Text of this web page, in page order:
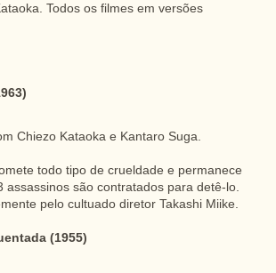
Todos os filmes em versões
Chiezo Kataoka e Kantaro Suga.
todo tipo de crueldade e permanece
assassinos são contratados para detê-lo.
pelo cultuado diretor Takashi Miike.
(1955)